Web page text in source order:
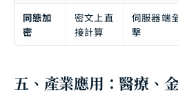
同態加
密
密文上直
接計算
伺服器端
擊
五、產業應用：醫療、